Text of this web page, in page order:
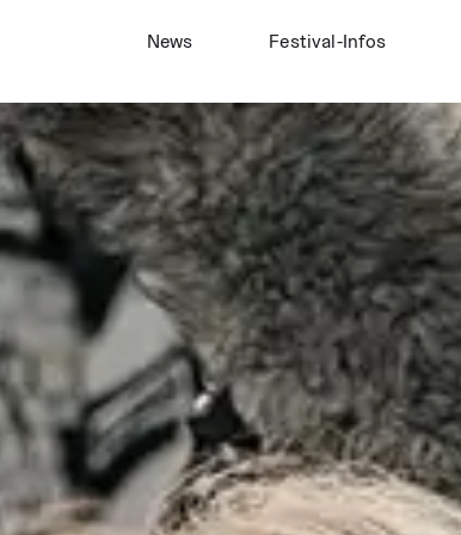
News Fes­­ti­­val-Infos